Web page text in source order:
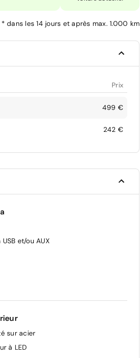
* dans les 14 jours et après max. 1.000 km
Prix
499 €
242 €
et/ou AUX
sur acier
à LED